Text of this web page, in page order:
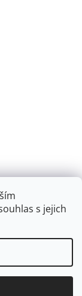
s jejich
vyhrazena.